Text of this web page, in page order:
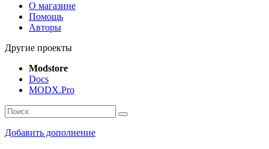
О магазине
Помощь
Авторы
Другие проекты
Modstore
Docs
MODX.Pro
Добавить дополнение